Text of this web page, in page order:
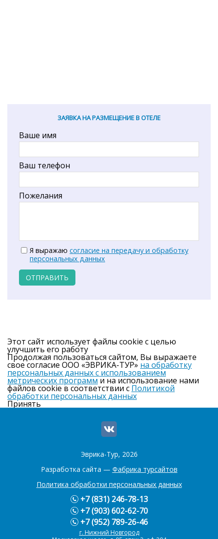
ЗАЯВКА НА РАЗМЕЩЕНИЕ В ОТЕЛЕ
Ваше имя
Ваш телефон
Пожелания
Я выражаю согласие на передачу и обработку
персональных данных
ОТПРАВИТЬ
Этот сайт использует файлы cookie с целью
улучшить его работу
Продолжая пользоваться сайтом, Вы выражаете
свое согласие ООО «ЭВРИКА-ТУР» на обработку
персональных данных с использованием
метрических программ и на использование нами
файлов cookie в соответствии с Политикой
обработки персональных данных
Принять
Эврика-Тур, 2026
Разработка сайта — Фабрика турсайтов
Политика обработки персональных данных
+7 (831) 246-78-13
+7 (903) 602-62-70
+7 (952) 789-26-46
г. Нижний Новгород